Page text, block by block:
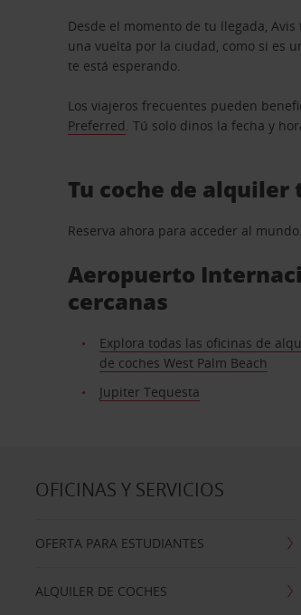
Desde el momento de tu llegada,
una vuelta por la ciudad, como si es
te está esperando.
Los viajeros frecuentes pueden
Preferred. Tú solo dinos la fecha y
Tu coche de
Reserva ahora para acceder al mundo.
Aeropuerto
cercanas
Explora todas las oficinas de
de coches West Palm Beach
Jupiter Tequesta
OFICINAS Y SERVICIOS
OFERTA PARA ESTUDIANTES
ALQUILER DE COCHES